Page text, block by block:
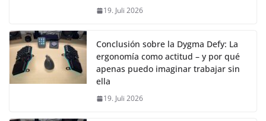
19. Juli 2026
Conclusión sobre la Dygma Defy: La
ergonomía como actitud – y por qué
apenas puedo imaginar trabajar sin
ella
19. Juli 2026